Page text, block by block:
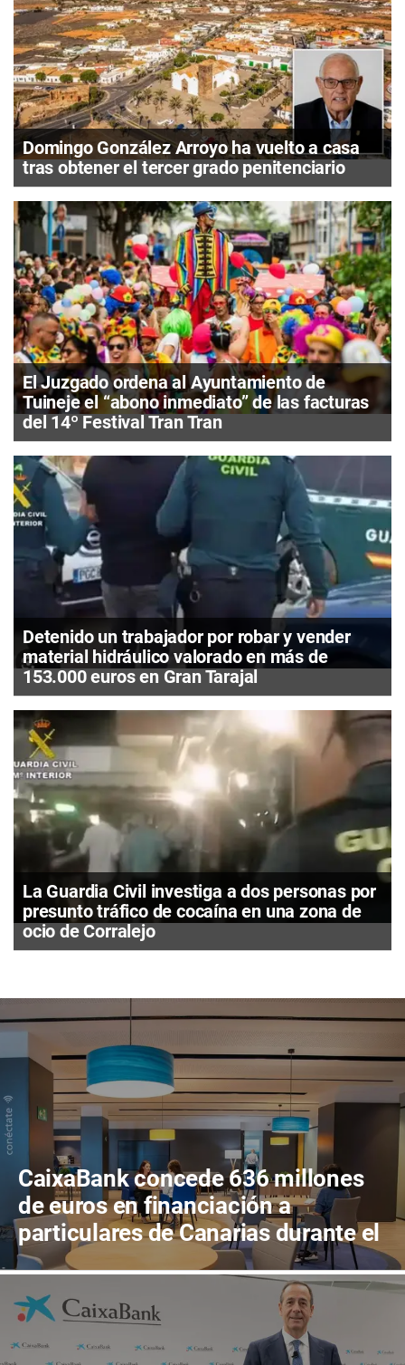
Domingo González Arroyo ha vuelto a casa
tras obtener el tercer grado penitenciario
El Juzgado ordena al Ayuntamiento de
Tuineje el “abono inmediato” de las facturas
del 14º Festival Tran Tran
Detenido un trabajador por robar y vender
material hidráulico valorado en más de
153.000 euros en Gran Tarajal
La Guardia Civil investiga a dos personas por
presunto tráfico de cocaína en una zona de
ocio de Corralejo
CaixaBank concede 636 millones
de euros en financiación a
particulares de Canarias durante el
primer semestre